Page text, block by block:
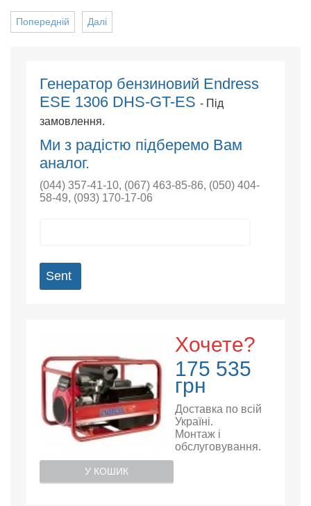
Далі
Попередній
Генератор бензиновий Endress
ESE 1306 DHS-GT-ES - Під
замовлення.
Ми з радістю підберемо Вам
аналог.
(044) 357-41-10, (067) 463-85-86, (050) 404-
58-49, (093) 170-17-06
Sent
Хочете?
175 535
грн
Доставка по всій
Україні.
Монтаж і
обслуговування.
У КОШИК